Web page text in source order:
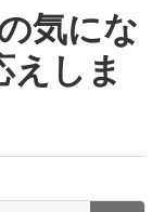
気にな
えしま